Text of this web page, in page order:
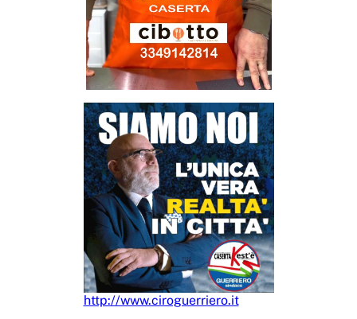
http://www.ciroguerriero.it